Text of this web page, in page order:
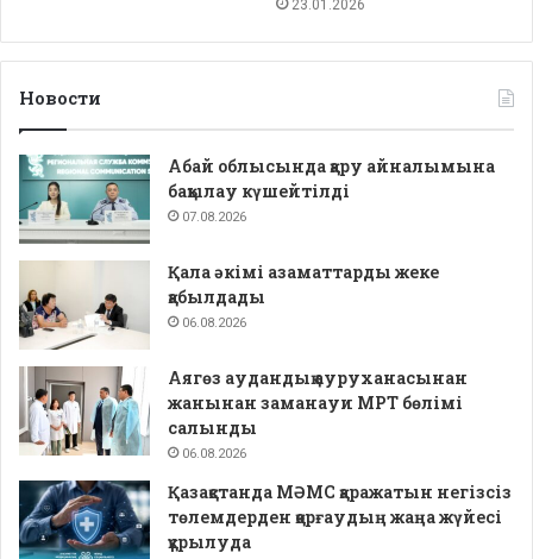
23.01.2026
Новости
Абай облысында қару айналымына
бақылау күшейтілді
07.08.2026
Қала әкімі азаматтарды жеке
қабылдады
06.08.2026
Аягөз аудандық ауруханасынан
жанынан заманауи МРТ бөлімі
салынды
06.08.2026
Қазақстанда МӘМС қаражатын негізсіз
төлемдерден қорғаудың жаңа жүйесі
құрылуда